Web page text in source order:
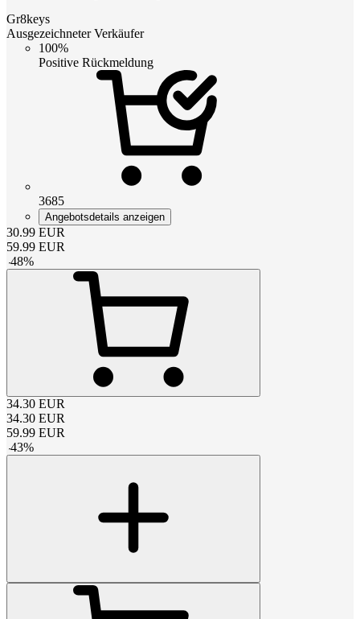
Gr8keys
Ausgezeichneter Verkäufer
100%
Positive Rückmeldung
3685
Angebotsdetails anzeigen
30.99 EUR
59.99 EUR
-48%
34.30 EUR
34.30 EUR
59.99 EUR
-43%